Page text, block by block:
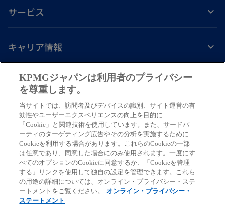
サービス
キャリア情報
し
い
タ
ブ
で
開
く
し
タ
ブ
で
開
く
し
タ
ブ
で
開
く
し
タ
ブ
で
開
く
し
タ
ブ
で
開
く
免責事項プライバシーポリシー
© 2026 KPMG AZSA LLC, a limited liability audit corporation
incorporated under the Japanese Certified Public Accountants Law and
a member firm of the KPMG global organization of independent member
firms affiliated with KPMG International Limited, a private English
company limited by guarantee. All rights reserved. © 2026 KPMG Tax
Corporation, a tax corporation incorporated under the Japanese CPTA
Law and a member firm of the KPMG global organization of independent
member firms affiliated with KPMG International Limited, a private
English company limited by guarantee. All rights reserved.
KPMGジャパンは利用者のプライバシー
を尊重します。
当サイトでは、訪問者及びデバイスの識別、サイト運営の有
効性やユーザーエクスペリエンスの向上を目的に
「Cookie」と関連技術を使用しています。また、サードパ
ーティのターゲティング広告やその分析を実施するために
Cookieを利用する場合があります。これらのCookieの一部
は任意であり、同意した場合にのみ使用されます。一度にす
べてのオプションのCookieに同意するか、「Cookieを管理
する」リンクを使用して独自の設定を管理できます。これら
の用途の詳細については、オンライン・プライバシー・ステ
ートメントをご覧ください。
オンライン・プライバシー・
ステートメント